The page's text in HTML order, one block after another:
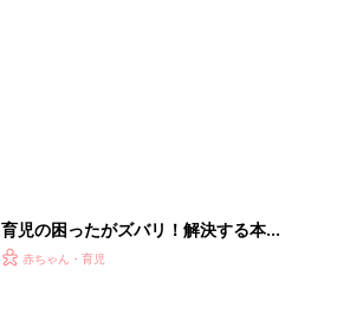
育児の困ったがズバリ！解決する本
『ひよこクラブ 秋号』 4カ月～2才
赤ちゃん・育児